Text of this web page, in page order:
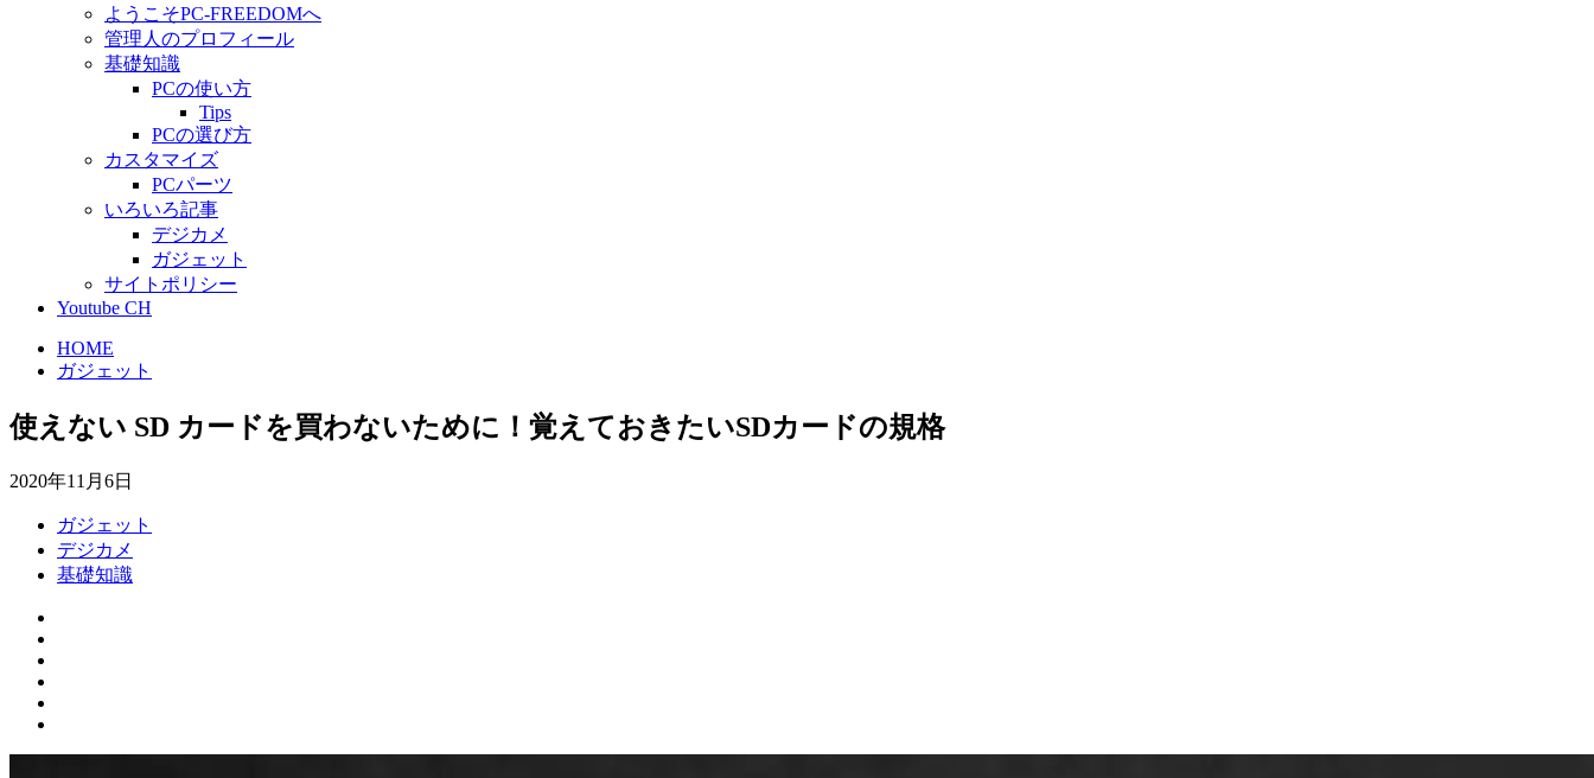
ようこそPC-FREEDOMへ
管理人のプロフィール
基礎知識
PCの使い方
Tips
PCの選び方
カスタマイズ
PCパーツ
いろいろ記事
デジカメ
ガジェット
サイトポリシー
Youtube CH
HOME
ガジェット
使えない SD カードを買わないために！覚えておきたいSDカードの規格
2020年11月6日
ガジェット
デジカメ
基礎知識